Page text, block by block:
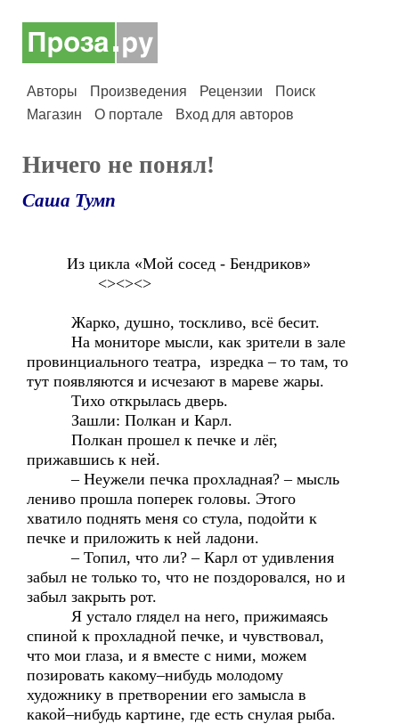
Авторы Произведения Рецензии
Поиск
Магазин
О портале Вход для авторов
Ничего не понял!
Саша Тумп
Из цикла «Мой сосед - Бендриков»
<><><>
Жарко, душно, тоскливо, всё бесит.
На мониторе мысли, как зрители в зале
провинциального театра, изредка – то там, то
тут появляются и исчезают в мареве жары.
Тихо открылась дверь.
Зашли: Полкан и Карл.
Полкан прошел к печке и лёг,
прижавшись к ней.
– Неужели печка прохладная? – мысль
лениво прошла поперек головы. Этого
хватило поднять меня со стула, подойти к
печке и приложить к ней ладони.
– Топил, что ли? – Карл от удивления
забыл не только то, что не поздоровался, но и
забыл закрыть рот.
Я устало глядел на него, прижимаясь
спиной к прохладной печке, и чувствовал,
что мои глаза, и я вместе с ними, можем
позировать какому–нибудь молодому
художнику в претворении его замысла в
какой–нибудь картине, где есть снулая рыба.